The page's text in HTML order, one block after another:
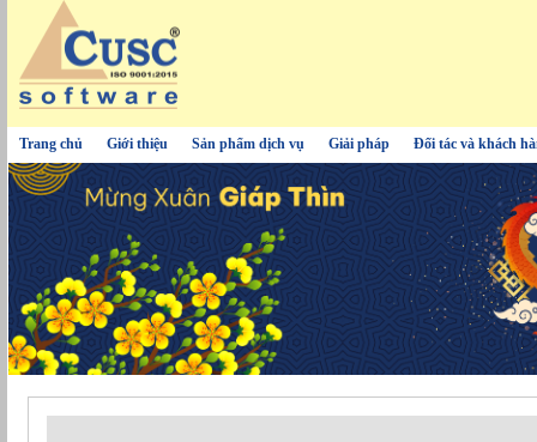
Trang chủ Giới thiệu Sản phẩm dịch vụ Giải pháp Đối tác và khách